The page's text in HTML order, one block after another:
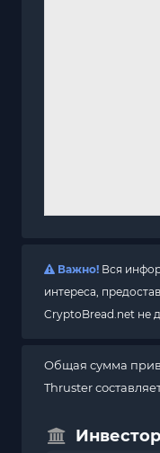
Важно! Вся
интереса,
CryptoBread.net не
Общая сумма
Thruster